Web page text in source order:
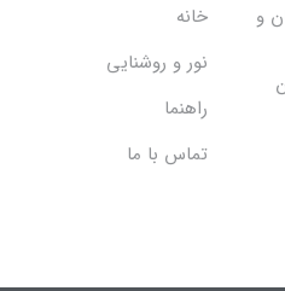
و
خانه
نور و روشنایی
راهنما
تماس با ما